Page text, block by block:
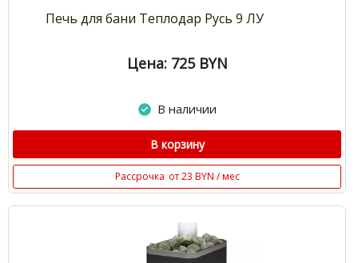
Печь для бани Теплодар Русь 9 ЛУ
Цена: 725 BYN
В наличии
В корзину
Рассрочка от 23 BYN / мес